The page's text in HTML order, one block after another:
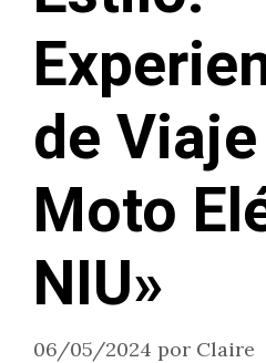
de
Moto
NIU»
06/05/2024 por Claire